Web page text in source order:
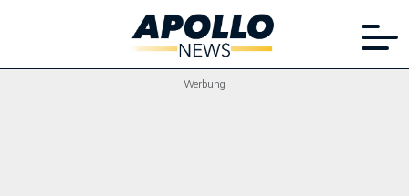
Werbung